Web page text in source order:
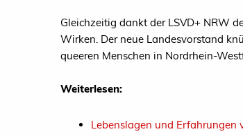
Gleichzeitig dankt der LSVD+ NRW
Wirken. Der neue Landesvorstand
queeren Menschen in Nordrhein-
Weiterlesen:
Lebenslagen und Erfahrungen